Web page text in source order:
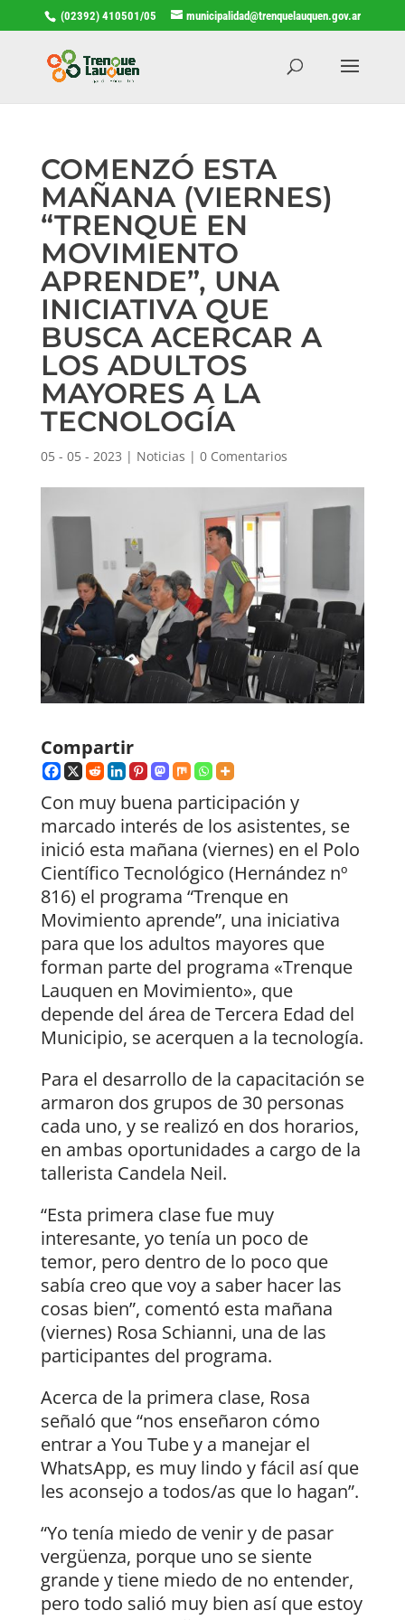
(02392) 410501/05 municipalidad@trenquelauquen.gov.ar
COMENZÓ ESTA
MAÑANA (VIERNES)
“TRENQUE EN
MOVIMIENTO
APRENDE”, UNA
INICIATIVA QUE
BUSCA ACERCAR A
LOS ADULTOS
MAYORES A LA
TECNOLOGÍA
05 - 05 - 2023 | Noticias | 0 Comentarios
Compartir
Con muy buena participación y
marcado interés de los asistentes, se
inició esta mañana (viernes) en el Polo
Científico Tecnológico (Hernández nº
816) el programa “Trenque en
Movimiento aprende”, una iniciativa
para que los adultos mayores que
forman parte del programa «Trenque
Lauquen en Movimiento», que
depende del área de Tercera Edad del
Municipio, se acerquen a la tecnología.
Para el desarrollo de la capacitación se
armaron dos grupos de 30 personas
cada uno, y se realizó en dos horarios,
en ambas oportunidades a cargo de la
tallerista Candela Neil.
“Esta primera clase fue muy
interesante, yo tenía un poco de
temor, pero dentro de lo poco que
sabía creo que voy a saber hacer las
cosas bien”, comentó esta mañana
(viernes) Rosa Schianni, una de las
participantes del programa.
Acerca de la primera clase, Rosa
señaló que “nos enseñaron cómo
entrar a You Tube y a manejar el
WhatsApp, es muy lindo y fácil así que
les aconsejo a todos/as que lo hagan”.
“Yo tenía miedo de venir y de pasar
vergüenza, porque uno se siente
grande y tiene miedo de no entender,
pero todo salió muy bien así que estoy